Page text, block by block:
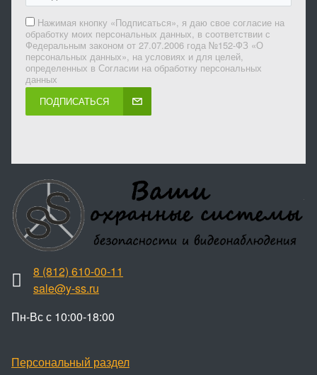
Нажимая кнопку «Подписаться», я даю свое согласие на
обработку моих персональных данных, в соответствии с
Федеральным законом от 27.07.2006 года №152-ФЗ «О
персональных данных», на условиях и для целей,
определенных в Согласии на обработку персональных
данных
ПОДПИСАТЬСЯ
8 (812) 610-00-11
sale@y-ss.ru
Пн-Вс с 10:00-18:00
Персональный раздел